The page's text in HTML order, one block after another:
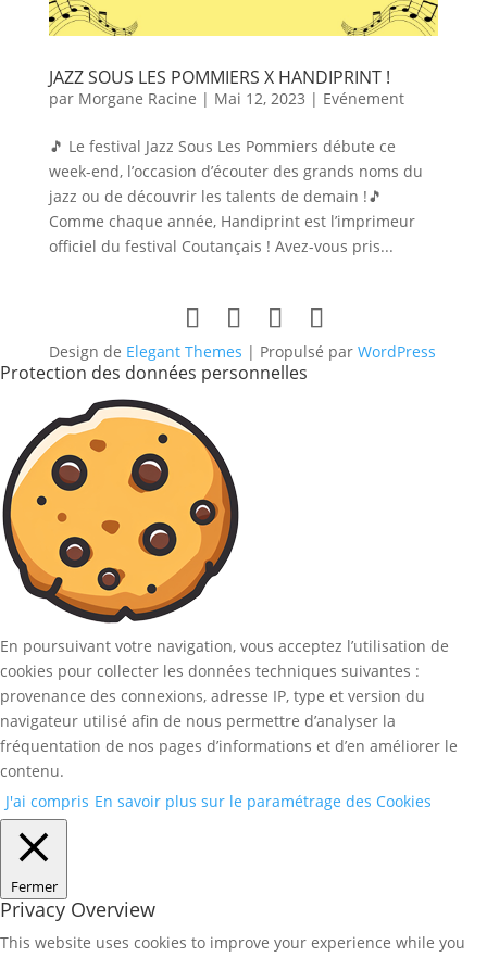
JAZZ SOUS LES POMMIERS X HANDIPRINT !
par Morgane Racine | Mai 12, 2023 | Evénement
🎵 Le festival Jazz Sous Les Pommiers débute ce
week-end, l’occasion d’écouter des grands noms du
jazz ou de découvrir les talents de demain !🎵
Comme chaque année, Handiprint est l’imprimeur
officiel du festival Coutançais ! Avez-vous pris...
Design de Elegant Themes | Propulsé par WordPress
Protection des données personnelles
En poursuivant votre navigation, vous acceptez l’utilisation de
cookies pour collecter les données techniques suivantes :
provenance des connexions, adresse IP, type et version du
navigateur utilisé afin de nous permettre d’analyser la
fréquentation de nos pages d’informations et d’en améliorer le
contenu.
J'ai compris En savoir plus sur le paramétrage des Cookies
Fermer
Privacy Overview
This website uses cookies to improve your experience while you